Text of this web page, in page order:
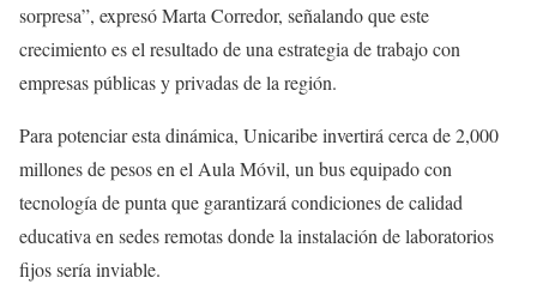
sorpresa”, expresó Marta Corredor, señalando que este
crecimiento es el resultado de una estrategia de trabajo con
empresas públicas y privadas de la región.
Para potenciar esta dinámica, Unicaribe invertirá cerca de 2,000
millones de pesos en el Aula Móvil, un bus equipado con
tecnología de punta que garantizará condiciones de calidad
educativa en sedes remotas donde la instalación de laboratorios
fijos sería inviable.